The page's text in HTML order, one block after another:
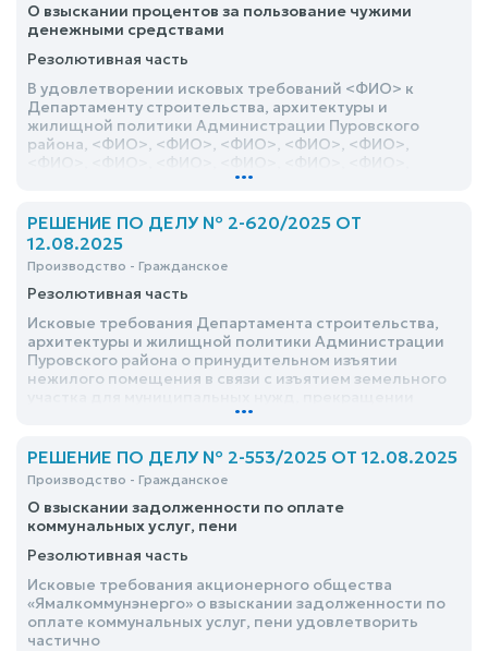
О взыскании процентов за пользование чужими
денежными средствами
Резолютивная часть
В удовлетворении исковых требований <ФИО> к
Департаменту строительства, архитектуры и
жилищной политики Администрации Пуровского
района, <ФИО>, <ФИО>, <ФИО>, <ФИО>, <ФИО>,
<ФИО>, <ФИО>, <ФИО>, <ФИО>, <ФИО>, <ФИО>,
<ФИО> о взыскании процентов за пользование
...
РЕШЕНИЕ ПО ДЕЛУ № 2-620/2025 ОТ
12.08.2025
Производство - Гражданское
Резолютивная часть
Исковые требования Департамента строительства,
архитектуры и жилищной политики Администрации
Пуровского района о принудительном изъятии
нежилого помещения в связи с изъятием земельного
права собственности, признании права
нежилое помещение удовлетворить
...
РЕШЕНИЕ ПО ДЕЛУ № 2-553/2025 ОТ 12.08.2025
Производство - Гражданское
О взыскании задолженности по оплате
коммунальных услуг, пени
Резолютивная часть
Исковые требования акционерного общества
«Ямалкоммунэнерго» о взыскании задолженности по
оплате коммунальных услуг, пени удовлетворить
частично